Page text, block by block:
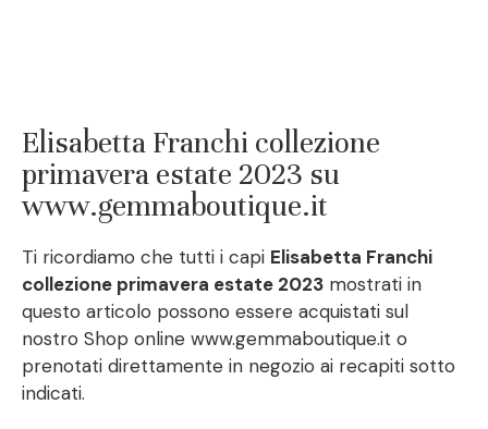
Elisabetta Franchi collezione
primavera estate 2023 su
www.gemmaboutique.it
Ti ricordiamo che tutti i capi Elisabetta Franchi
collezione primavera estate 2023 mostrati in
questo articolo possono essere acquistati sul
nostro Shop online www.gemmaboutique.it o
prenotati direttamente in negozio ai recapiti sotto
indicati.